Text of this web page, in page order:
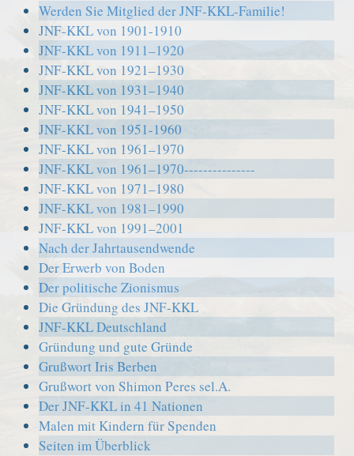
Werden Sie Mitglied der JNF-KKL-Familie!
JNF-KKL von 1901-1910
JNF-KKL von 1911–1920
JNF-KKL von 1921–1930
JNF-KKL von 1931–1940
JNF-KKL von 1941–1950
JNF-KKL von 1951-1960
JNF-KKL von 1961–1970
JNF-KKL von 1961–1970---------------
JNF-KKL von 1971–1980
JNF-KKL von 1981–1990
JNF-KKL von 1991–2001
Nach der Jahrtausendwende
Der Erwerb von Boden
Der politische Zionismus
Die Gründung des JNF-KKL
JNF-KKL Deutschland
Gründung und gute Gründe
Grußwort Iris Berben
Grußwort von Shimon Peres sel.A.
Der JNF-KKL in 41 Nationen
Malen mit Kindern für Spenden
Seiten im Überblick